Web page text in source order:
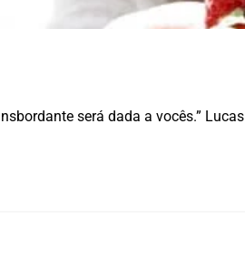
será dada a vocês.” Lucas